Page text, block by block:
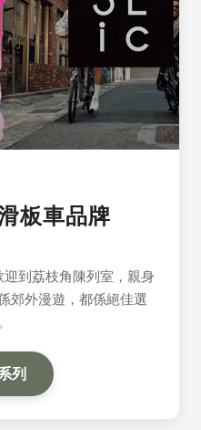
板車品牌
到荔枝角陳列室，親身
郊外漫遊，都係絕佳選
列